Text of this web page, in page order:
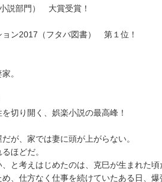
説部門） 大賞受賞！
ン2017（フタバ図書） 第１位！
。
切り開く、娯楽小説の最高峰！
が、家では妻に頭が上がらない。
ほどだ。
と考えはじめたのは、克巳が生まれた頃
、仕方なく仕事を続けていたある日、